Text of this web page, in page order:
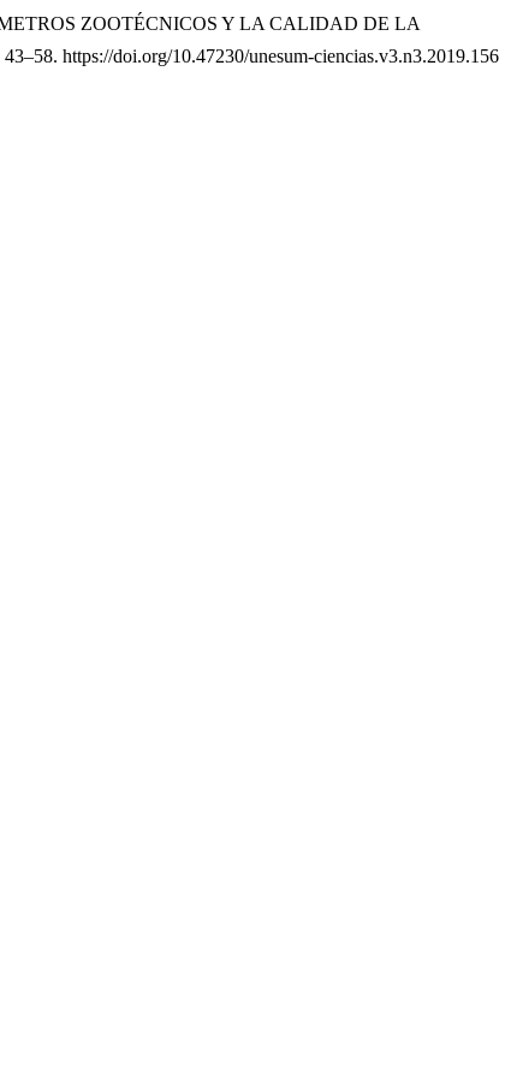
ZOOTÉCNICOS Y LA CALIDAD DE LA
43–58. https://doi.org/10.47230/unesum-ciencias.v3.n3.2019.156